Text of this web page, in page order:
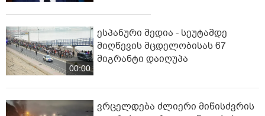
00:00
ესპანური მედია - სეუტამდე
მიღწევის მცდელობისას 67
მიგრანტი დაიღუპა
ვრცელდება ძლიერი მიწისძვრის